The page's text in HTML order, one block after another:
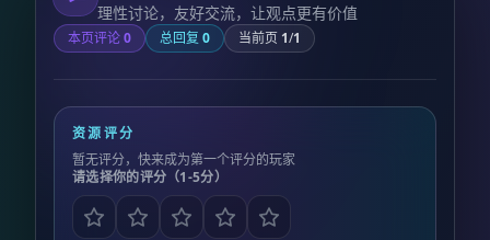
理性讨论，友好交流，让观点更有价值
本页评论0 总回复 0 当前页 1/1
资源评分
暂无评分，快来成为第一个评分的玩家
请选择你的评分（1-5分）